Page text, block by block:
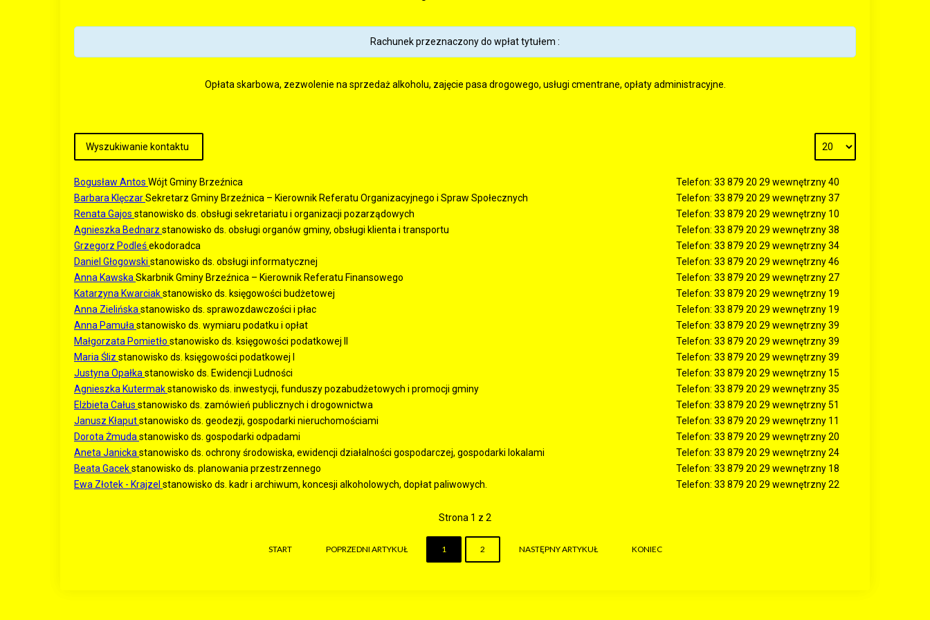
Rachunek przeznaczony do wpłat tytułem :
Opłata skarbowa, zezwolenie na sprzedaż alkoholu, zajęcie pasa drogowego, usługi cmentrane, opłaty administracyjne.
Bogusław Antos Wójt Gminy Brzeźnica
Telefon: 33 879 20 29 wewnętrzny 40
Barbara KlęczarSekretarz Gminy Brzeźnica – Kierownik Referatu Organizacyjnego i Spraw Społecznych
Telefon: 33 879 20 29 wewnętrzny 37
Renata Gajos stanowisko ds. obsługi sekretariatu i organizacji pozarządowych
Telefon: 33 879 20 29 wewnętrzny 10
Agnieszka Bednarz stanowisko ds. obsługi organów gminy, obsługi klienta i transportu
Telefon: 33 879 20 29 wewnętrzny 38
Grzegorz Podleśekodoradca
Telefon: 33 879 20 29 wewnętrzny 34
Daniel Głogowski stanowisko ds. obsługi informatycznej
Telefon: 33 879 20 29 wewnętrzny 46
Anna Kawska Skarbnik Gminy Brzeźnica – Kierownik Referatu Finansowego
Telefon: 33 879 20 29 wewnętrzny 27
Katarzyna Kwarciakstanowisko ds. księgowości budżetowej
Telefon: 33 879 20 29 wewnętrzny 19
Anna Zielińska stanowisko ds. sprawozdawczości i płac
Telefon: 33 879 20 29 wewnętrzny 19
Anna Pamuła stanowisko ds. wymiaru podatku i opłat
Telefon: 33 879 20 29 wewnętrzny 39
Małgorzata Pomietło stanowisko ds. księgowości podatkowej II
Telefon: 33 879 20 29 wewnętrzny 39
Maria Śliz stanowisko ds. księgowości podatkowej I
Telefon: 33 879 20 29 wewnętrzny 39
Justyna Opałka stanowisko ds. Ewidencji Ludności
Telefon: 33 879 20 29 wewnętrzny 15
Agnieszka Kutermakstanowisko ds. inwestycji, funduszy pozabudżetowych i promocji gminy
Telefon: 33 879 20 29 wewnętrzny 35
Elżbieta Całus stanowisko ds. zamówień publicznych i drogownictwa
Telefon: 33 879 20 29 wewnętrzny 51
Janusz Kłaputstanowisko ds. geodezji, gospodarki nieruchomościami
Telefon: 33 879 20 29 wewnętrzny 11
Dorota Żmuda stanowisko ds. gospodarki odpadami
Telefon: 33 879 20 29 wewnętrzny 20
Aneta Janicka stanowisko ds. ochrony środowiska, ewidencji działalności gospodarczej, gospodarki lokalami
Telefon: 33 879 20 29 wewnętrzny 24
Beata Gacekstanowisko ds. planowania przestrzennego
Telefon: 33 879 20 29 wewnętrzny 18
Ewa Złotek - Krajzel stanowisko ds. kadr i archiwum, koncesji alkoholowych, dopłat paliwowych. Telefon: 33 879 20 29 wewnętrzny 22
Strona 1 z 2
START POPRZEDNI ARTYKUŁ 1 2 NASTĘPNY ARTYKUŁ KONIEC